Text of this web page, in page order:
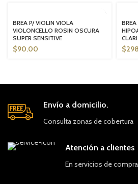
BREA P/ VIOLIN VIOLA
VIOLONCELLO ROSIN OSCURA
SUPER SENSITIVE
$90.00 $
Envío a domicilio.
Consulta zonas de cobertura
Atención a clientes
En servicios de